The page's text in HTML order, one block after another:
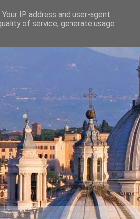
IP address and user-agent
of service, generate usage